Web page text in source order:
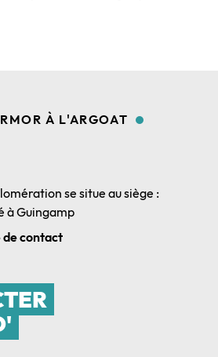
À L'ARGOAT
se situe au siège :
à Guingamp
contact